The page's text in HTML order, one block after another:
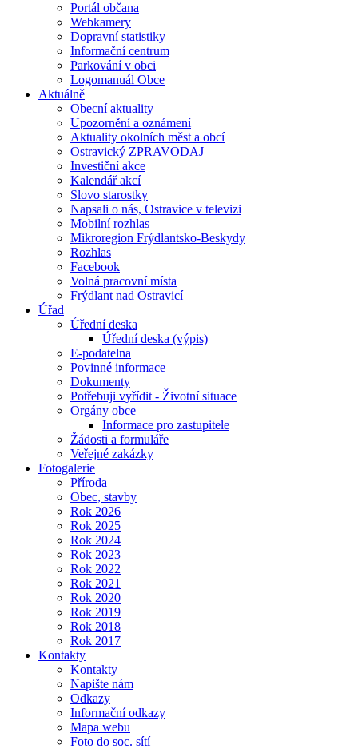
Portál občana
Webkamery
Dopravní statistiky
Informační centrum
Parkování v obci
Logomanuál Obce
Aktuálně
Obecní aktuality
Upozornění a oznámení
Aktuality okolních měst a obcí
Ostravický ZPRAVODAJ
Investiční akce
Kalendář akcí
Slovo starostky
Napsali o nás, Ostravice v televizi
Mobilní rozhlas
Mikroregion Frýdlantsko-Beskydy
Rozhlas
Facebook
Volná pracovní místa
Frýdlant nad Ostravicí
Úřad
Úřední deska
Úřední deska (výpis)
E-podatelna
Povinné informace
Dokumenty
Potřebuji vyřídit - Životní situace
Orgány obce
Informace pro zastupitele
Žádosti a formuláře
Veřejné zakázky
Fotogalerie
Příroda
Obec, stavby
Rok 2026
Rok 2025
Rok 2024
Rok 2023
Rok 2022
Rok 2021
Rok 2020
Rok 2019
Rok 2018
Rok 2017
Kontakty
Kontakty
Napište nám
Odkazy
Informační odkazy
Mapa webu
Foto do soc. sítí